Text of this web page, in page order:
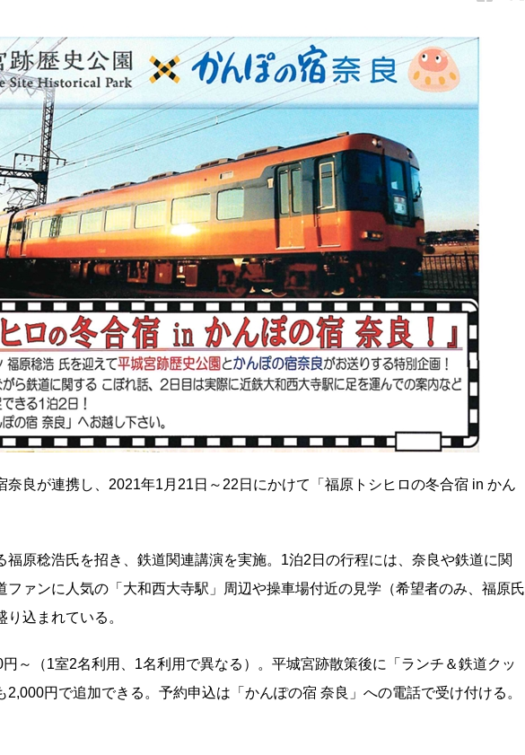
奈良が連携し、2021年1月21日～22日にかけて「福原トシヒロの冬合宿 in かん
福原稔浩氏を招き、鉄道関連講演を実施。1泊2日の行程には、奈良や鉄道に関
ファンに人気の「大和西大寺駅」周辺や操車場付近の見学（希望者のみ、福原氏
込まれている。
～（1室2名利用、1名利用で異なる）。平城宮跡散策後に「ランチ＆鉄道クッ
円で追加できる。予約申込は「かんぽの宿 奈良」への電話で受け付ける。